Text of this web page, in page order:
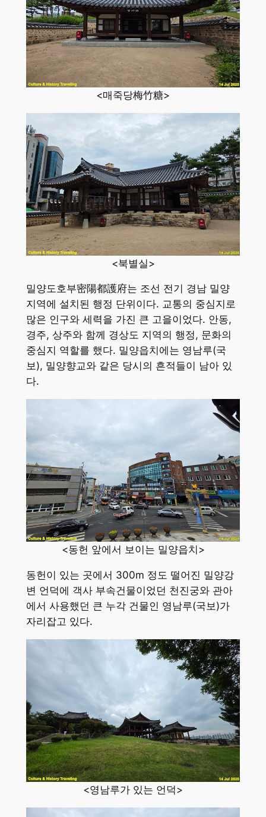
<매죽당梅竹糖>
<북별실>
밀양도호부密陽都護府는 조선 전기 경남 밀양
지역에 설치된 행정 단위이다. 교통의 중심지로
많은 인구와 세력을 가진 큰 고을이었다. 안동,
경주, 상주와 함께 경상도 지역의 행정, 문화의
중심지 역할를 했다. 밀양읍치에는 영남루(국
보), 밀양향교와 같은 당시의 흔적들이 남아 있
다.
<동헌 앞에서 보이는 밀양읍치>
동헌이 있는 곳에서 300m 정도 떨어진 밀양강
변 언덕에 객사 부속건물이었던 천진궁와 관아
에서 사용했던 큰 누각 건물인 영남루(국보)가
자리잡고 있다.
<영남루가 있는 언덕>